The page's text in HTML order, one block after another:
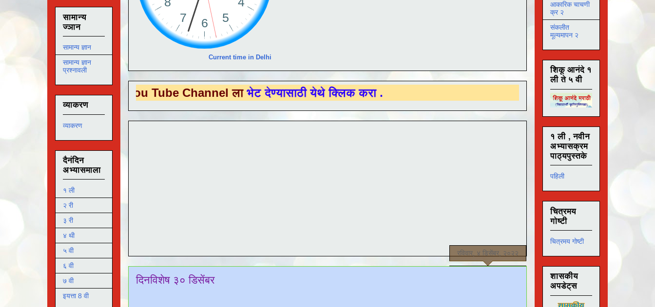
Current time in Delhi
EDUTECHया You Tube Channel लाभेट देण्यासाठी येथे क्लिक करा .
रविवार, ४ डिसेंबर, २०२२
दिनविशेष ३० डिसेंबर
सामान्य
ज्ञान
सामान्य ज्ञान
सामान्य ज्ञान
प्रश्नावली
व्याकरण
व्याकरण
दैनंदिन
अभ्यासमाला
१ ली
२ री
३ री
४ थी
५ वी
६ वी
७ वी
इयत्ता 8 वी
आकारिक चाचणी
क्र २
संकलीत
मूल्यमापन २
शिकू आनंदे १
ली ते ५ वी
१ ली , नवीन
अभ्यासक्रम
पाठ्यपुस्तके
पहिली
चित्रमय
गोष्टी
चित्रमय गोष्टी
शासकीय
अपडेट्स